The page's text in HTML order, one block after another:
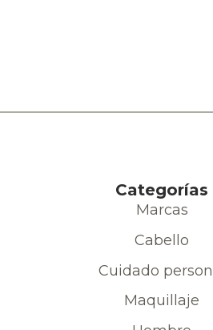
Categorías
Marcas
Cabello
Cuidado
Maquillaje